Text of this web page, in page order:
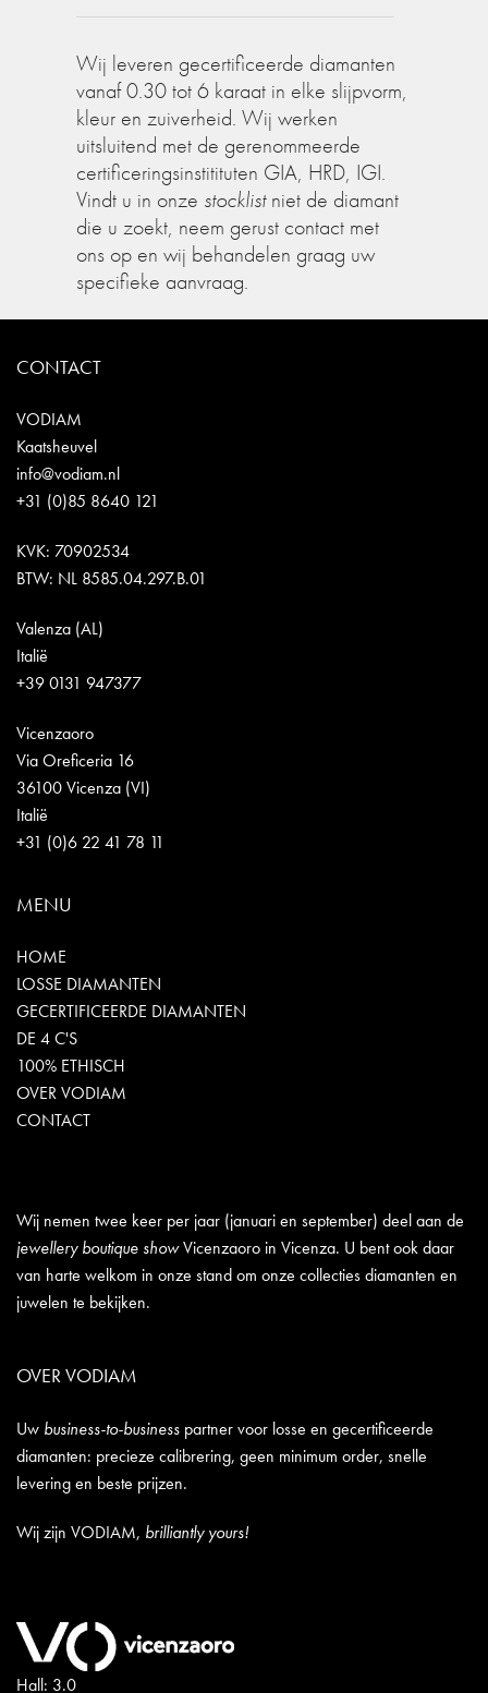
Wij leveren gecertificeerde diamanten
vanaf 0.30 tot 6 karaat in elke slijpvorm,
kleur en zuiverheid. Wij werken
uitsluitend met de gerenommeerde
certificeringsinstitituten GIA, HRD, IGI.
Vindt u in onze stocklistniet de diamant
die u zoekt, neem gerust contact met
ons op en wij behandelen graag uw
specifieke aanvraag.
CONTACT
VODIAM
Kaatsheuvel
info@vodiam.nl
+31 (0)85 8640 121
KVK: 70902534
BTW: NL 8585.04.297.B.01
Valenza (AL)
Italië
+39 0131 947377
Vicenzaoro
Via Oreficeria 16
36100 Vicenza (VI)
Italië
+31 (0)6 22 41 78 11
MENU
HOME
LOSSE DIAMANTEN
GECERTIFICEERDE DIAMANTEN
DE 4 C'S
100% ETHISCH
OVER VODIAM
CONTACT
Wij nemen twee keer per jaar (januari en september) deel aan de
jewellery boutique showVicenzaoro in Vicenza. U bent ook daar
van harte welkom in onze stand om onze collecties diamanten en
juwelen te bekijken.
OVER VODIAM
Uw business-to-business partner voor losse en gecertificeerde
diamanten: precieze calibrering, geen minimum order, snelle
levering en beste prijzen.
Wij zijn VODIAM, brilliantly yours!
Hall: 3.0